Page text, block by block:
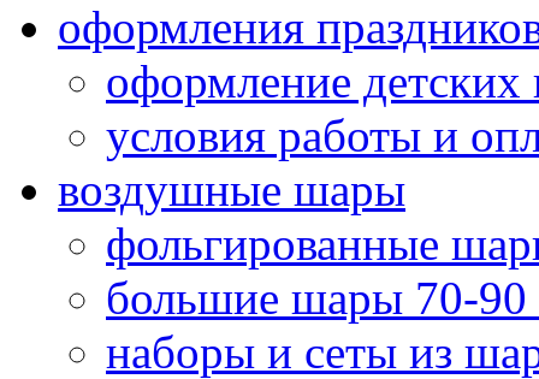
оформления
оформление детских
условия работы и
воздушные шары
фольгированные
большие шары 70-90
наборы и сеты из